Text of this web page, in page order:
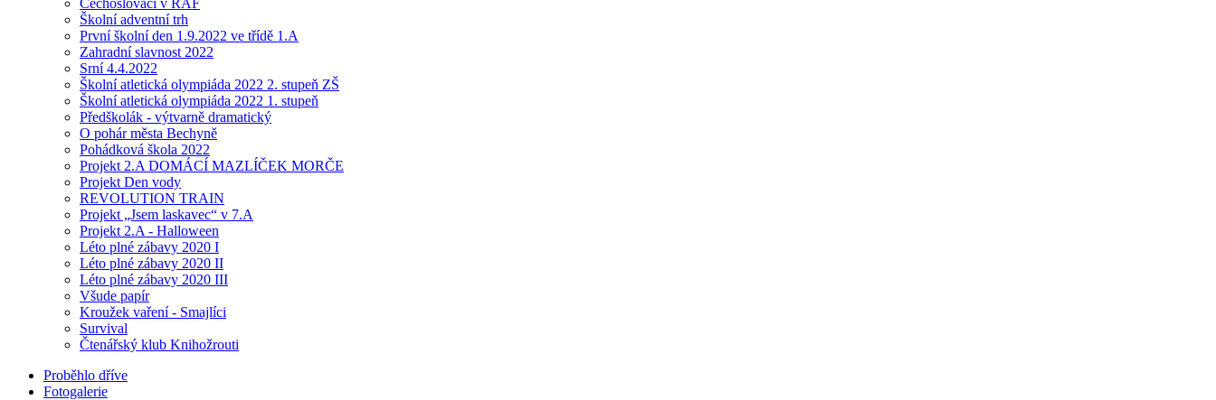
Školní adventní trh
První školní den 1.9.2022 ve třídě 1.A
Zahradní slavnost 2022
Srní 4.4.2022
Školní atletická olympiáda 2022 2. stupeň ZŠ
Školní atletická olympiáda 2022 1. stupeň
Předškolák - výtvarně dramatický
O pohár města Bechyně
Pohádková škola 2022
Projekt 2.A DOMÁCÍ MAZLÍČEK MORČE
Projekt Den vody
REVOLUTION TRAIN
Projekt „Jsem laskavec“ v 7.A
Projekt 2.A - Halloween
Léto plné zábavy 2020 I
Léto plné zábavy 2020 II
Léto plné zábavy 2020 III
Všude papír
Kroužek vaření - Smajlíci
Survival
Čtenářský klub Knihožrouti
Proběhlo dříve
Fotogalerie